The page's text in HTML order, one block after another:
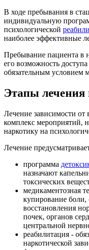
В ходе пребывания в
индивидуальную
психологической
наиболее эффективные
Пребывание пациента в
его возможность
обязательным условием
Этапы
Лечение зависимости от
комплекс мероприятий,
наркотику на
Лечение
программа
назначают
токсических
медикаментозная
купирование боли,
восстановления
почек, органов
центральной
реабилитация -
наркотической